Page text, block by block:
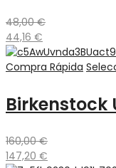
48,00€
44,16 €
Compra Rápida
Birkenstock
160,00€
147,20 €